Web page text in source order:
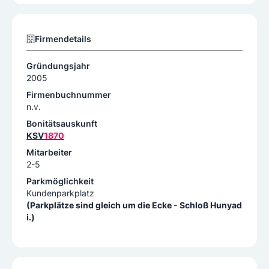
Firmendetails
Gründungsjahr
2005
Firmenbuchnummer
n.v.
Bonitätsauskunft
KSV1870
Mitarbeiter
2-5
Parkmöglichkeit
Kundenparkplatz
(Parkplätze sind gleich um die Ecke - Schloß Hunyad
i.)